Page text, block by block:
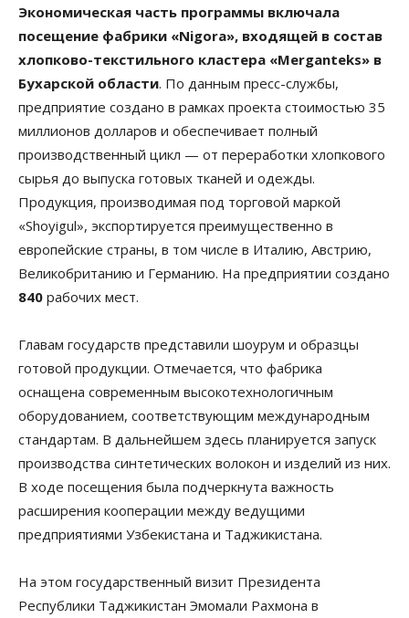
Экономическая часть программы включала
посещение фабрики «Nigora», входящей в состав
хлопково-текстильного кластера «Merganteks» в
Бухарской области. По данным пресс-службы,
предприятие создано в рамках проекта стоимостью 35
миллионов долларов и обеспечивает полный
производственный цикл — от переработки хлопкового
сырья до выпуска готовых тканей и одежды.
Продукция, производимая под торговой маркой
«Shoyigul», экспортируется преимущественно в
европейские страны, в том числе в Италию, Австрию,
Великобританию и Германию. На предприятии создано
840 рабочих мест.
Главам государств представили шоурум и образцы
готовой продукции. Отмечается, что фабрика
оснащена современным высокотехнологичным
оборудованием, соответствующим международным
стандартам. В дальнейшем здесь планируется запуск
производства синтетических волокон и изделий из них.
В ходе посещения была подчеркнута важность
расширения кооперации между ведущими
предприятиями Узбекистана и Таджикистана.
На этом государственный визит Президента
Республики Таджикистан Эмомали Рахмона в